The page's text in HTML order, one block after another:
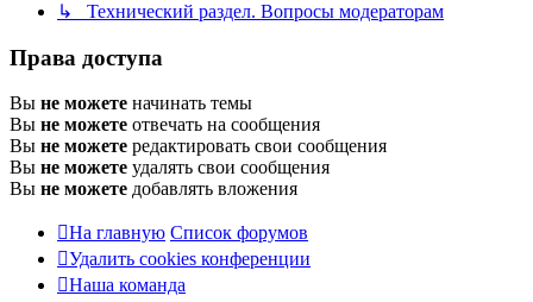
↳ Технический раздел. Вопросы модераторам
Права доступа
Вы не можете начинать темы
Вы не можете отвечать на сообщения
Вы не можете редактировать свои сообщения
Вы не можете удалять свои сообщения
Вы не можете добавлять вложения
На главную Список форумов
Удалить cookies конференции
Наша команда